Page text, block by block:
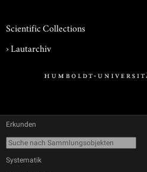
Scientific Collections
›Lautarchiv
Erkunden
Systematik